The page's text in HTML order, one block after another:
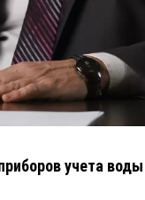
учета воды